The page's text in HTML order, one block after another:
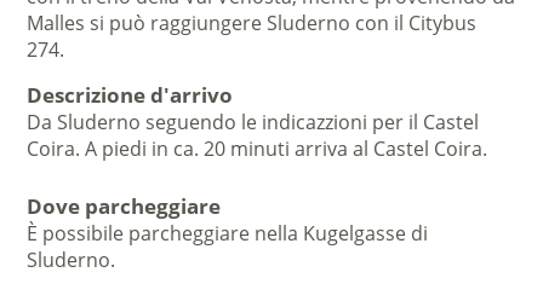
Malles si può raggiungere Sluderno con il Citybus
274.
Descrizione d'arrivo
Da Sluderno seguendo le indicazzioni per il Castel
Coira. A piedi in ca. 20 minuti arriva al Castel Coira.
Dove parcheggiare
È possibile parcheggiare nella Kugelgasse di
Sluderno.